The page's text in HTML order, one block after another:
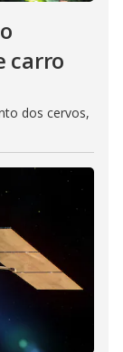
carro
dos cervos,